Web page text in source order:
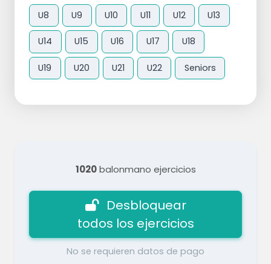
U8 U9 U10 U11 U12 U13
U14 U15 U16 U17 U18
U19 U20 U21 U22 Seniors
1020balonmano ejercicios
Desbloquear
todos los ejercicios
No se requieren datos de pago